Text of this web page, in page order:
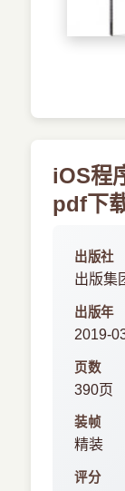
预订书籍
iOS程
pdf下
出版社
出版集
出版年
2019-
页数
390页
装帧
精装
评分